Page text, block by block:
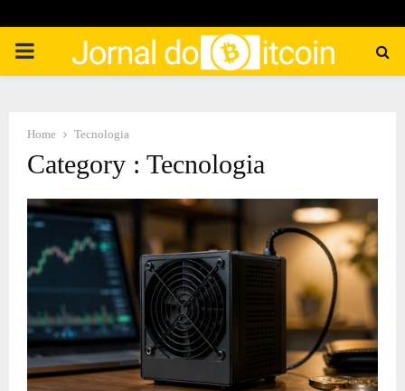
PRIMARY
Home Tecnologia
Category : Tecnologia